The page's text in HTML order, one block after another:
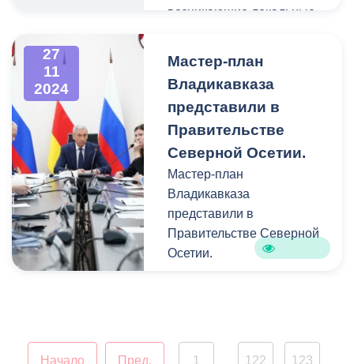
возникающие локальные
устраняются по мере
возникновения.
Коммунальные ресурсы
населению подаются
бесперебойно, в
соответствии с
нормативными
параметрами.
27
11
2024
Мастер-план
Владикавказа
представили в
Правительстве
Северной Осетии.
Мастер-план
Владикавказа
представили в
Правительстве Северной
Осетии.
Начало Пред.
1
122 123